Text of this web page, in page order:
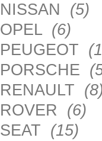
NISSAN (5)
OPEL (6)
PEUGEOT
PORSCHE
RENAULT
ROVER (6)
SEAT (15)